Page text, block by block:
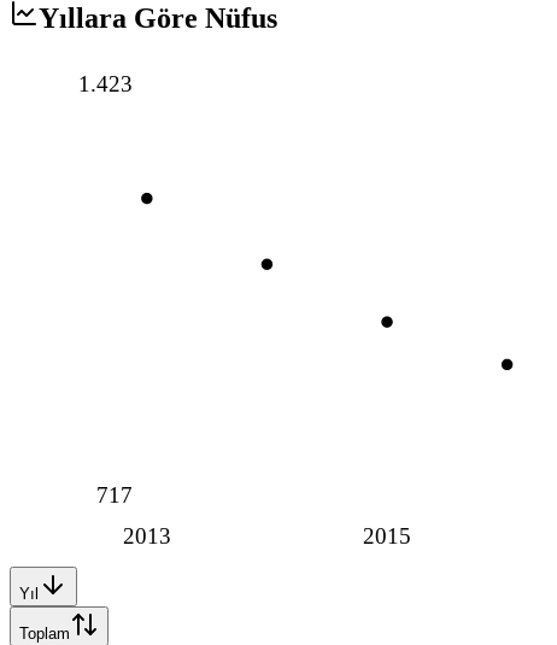
Yıllara Göre Nüfus
2013 2015
1.423
717
Yıl
Toplam